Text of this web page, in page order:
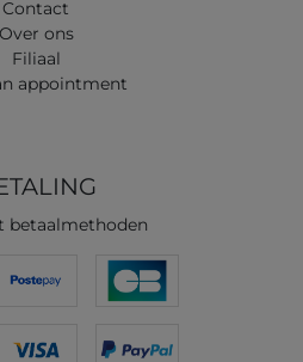
Contact
Over ons
Filiaal
appointment
betaalmethoden